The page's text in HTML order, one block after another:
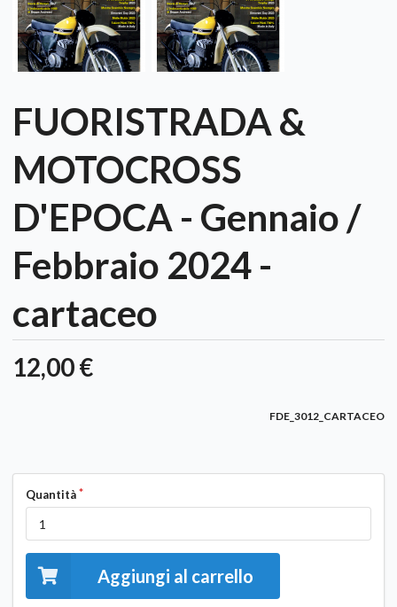
FUORISTRADA &
MOTOCROSS
D'EPOCA - Gennaio /
Febbraio 2024 -
cartaceo
12,00 €
FDE_3012_CARTACEO
Quantità
Aggiungi al carrello